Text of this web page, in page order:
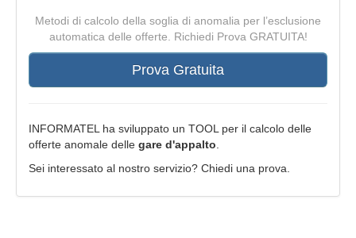
Metodi di calcolo della soglia di anomalia per l’esclusione
automatica delle offerte. Richiedi Prova GRATUITA!
Prova Gratuita
INFORMATEL ha sviluppato un TOOL per il calcolo delle
offerte anomale delle gare d'appalto
Sei interessato al nostro servizio? Chiedi una prova.